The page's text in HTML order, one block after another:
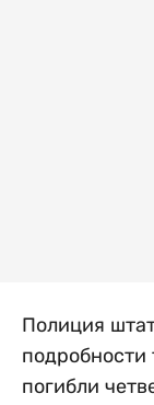
Полиция
подробности
погибли